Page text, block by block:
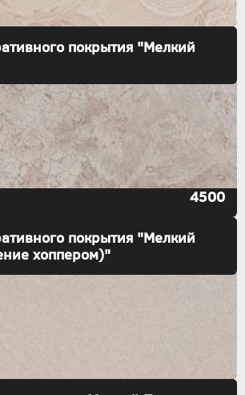
покрытия "Мелкий
4500
покрытия "Мелкий
хоппером)"